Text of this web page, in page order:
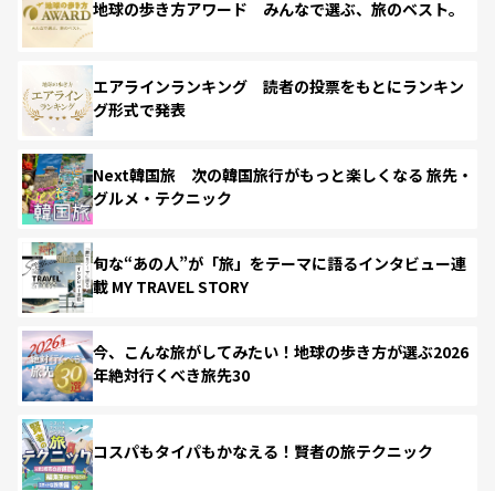
地球の歩き方アワード みんなで選ぶ、旅のベスト。
エアラインランキング 読者の投票をもとにランキン
グ形式で発表
Next韓国旅 次の韓国旅行がもっと楽しくなる 旅先・
グルメ・テクニック
旬な“あの人”が「旅」をテーマに語るインタビュー連
載 MY TRAVEL STORY
今、こんな旅がしてみたい！地球の歩き方が選ぶ2026
年絶対行くべき旅先30
コスパもタイパもかなえる！賢者の旅テクニック